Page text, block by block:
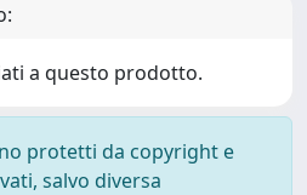
a questo prodotto.
protetti da copyright e
salvo diversa